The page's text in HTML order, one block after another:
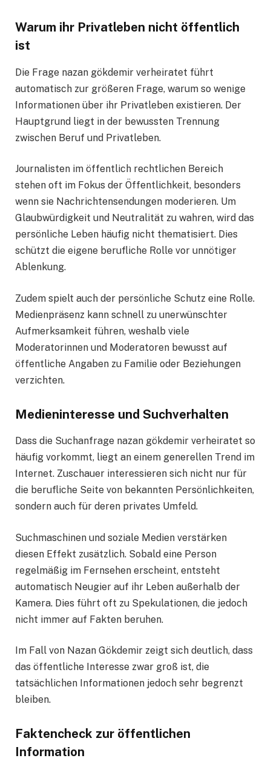
Warum ihr Privatleben nicht öffentlich
ist
Die Frage nazan gökdemir verheiratet führt
automatisch zur größeren Frage, warum so wenige
Informationen über ihr Privatleben existieren. Der
Hauptgrund liegt in der bewussten Trennung
zwischen Beruf und Privatleben.
Journalisten im öffentlich rechtlichen Bereich
stehen oft im Fokus der Öffentlichkeit, besonders
wenn sie Nachrichtensendungen moderieren. Um
Glaubwürdigkeit und Neutralität zu wahren, wird das
persönliche Leben häufig nicht thematisiert. Dies
schützt die eigene berufliche Rolle vor unnötiger
Ablenkung.
Zudem spielt auch der persönliche Schutz eine Rolle.
Medienpräsenz kann schnell zu unerwünschter
Aufmerksamkeit führen, weshalb viele
Moderatorinnen und Moderatoren bewusst auf
öffentliche Angaben zu Familie oder Beziehungen
verzichten.
Medieninteresse und Suchverhalten
Dass die Suchanfrage nazan gökdemir verheiratet so
häufig vorkommt, liegt an einem generellen Trend im
Internet. Zuschauer interessieren sich nicht nur für
die berufliche Seite von bekannten Persönlichkeiten,
sondern auch für deren privates Umfeld.
Suchmaschinen und soziale Medien verstärken
diesen Effekt zusätzlich. Sobald eine Person
regelmäßig im Fernsehen erscheint, entsteht
automatisch Neugier auf ihr Leben außerhalb der
Kamera. Dies führt oft zu Spekulationen, die jedoch
nicht immer auf Fakten beruhen.
Im Fall von Nazan Gökdemir zeigt sich deutlich, dass
das öffentliche Interesse zwar groß ist, die
tatsächlichen Informationen jedoch sehr begrenzt
bleiben.
Faktencheck zur öffentlichen
Information